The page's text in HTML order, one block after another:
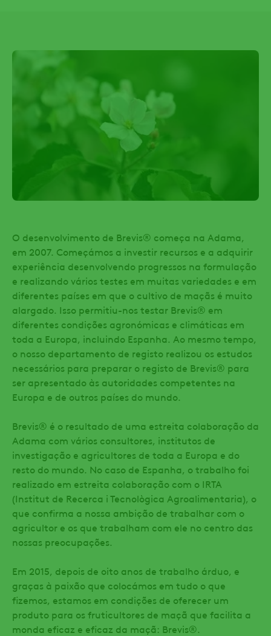
O desenvolvimento de Brevis® começa na Adama,
em 2007. Começámos a investir recursos e a adquirir
experiência desenvolvendo progressos na formulação
e realizando vários testes em muitas variedades e em
diferentes países em que o cultivo de maçãs é muito
alargado. Isso permitiu-nos testar Brevis® em
diferentes condições agronómicas e climáticas em
toda a Europa, incluindo Espanha. Ao mesmo tempo,
o nosso departamento de registo realizou os estudos
necessários para preparar o registo de Brevis® para
ser apresentado às autoridades competentes na
Europa e de outros países do mundo.
Brevis® é o resultado de uma estreita colaboração da
Adama com vários consultores, institutos de
investigação e agricultores de toda a Europa e do
resto do mundo. No caso de Espanha, o trabalho foi
realizado em estreita colaboração com o IRTA
(Institut de Recerca i Tecnològica Agroalimentaria), o
que confirma a nossa ambição de trabalhar com o
agricultor e os que trabalham com ele no centro das
nossas preocupações.
Em 2015, depois de oito anos de trabalho árduo, e
graças à paixão que colocámos em tudo o que
fizemos, estamos em condições de oferecer um
produto para os fruticultores de maçã que facilita a
monda eficaz e eficaz da maçã: Brevis®.